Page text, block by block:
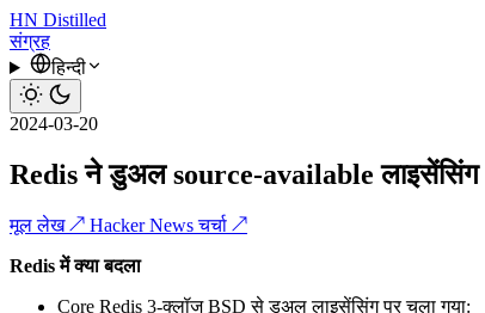
HN Distilled
संग्रह
हिन्दी
2024-03-20
Redis ने डुअल source-available लाइसेंसिंग
मूल लेख ↗ Hacker News चर्चा ↗
Redis में क्या बदला
Core Redis 3-क्लॉज BSD से डुअल लाइसेंसिंग पर चला गया: